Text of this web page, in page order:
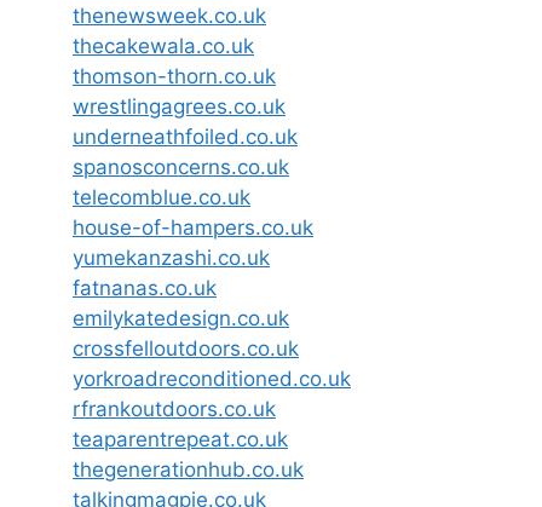
thenewsweek.co.uk
thecakewala.co.uk
thomson-thorn.co.uk
wrestlingagrees.co.uk
underneathfoiled.co.uk
spanosconcerns.co.uk
telecomblue.co.uk
house-of-hampers.co.uk
yumekanzashi.co.uk
fatnanas.co.uk
emilykatedesign.co.uk
crossfelloutdoors.co.uk
yorkroadreconditioned.co.uk
rfrankoutdoors.co.uk
teaparentrepeat.co.uk
thegenerationhub.co.uk
talkingmagpie.co.uk